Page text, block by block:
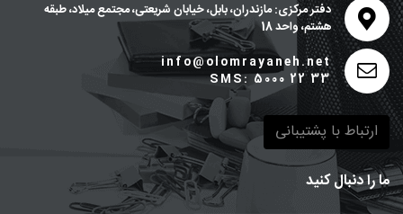
دفتر مرکزی: مازندران، بابل، خیابان شریعتی، مجتمع میلاد، طبقه
هشتم، واحد 18
info@olomrayaneh.net
SMS: 5000 22 33
ارتباط با پشتیبانی
ما را دنبال کنید